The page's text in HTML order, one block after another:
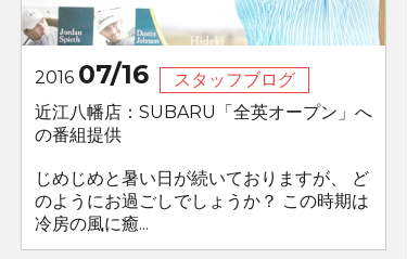
2016 07/16
スタッフブログ
近江八幡店：SUBARU「全英オープン」へ
の番組提供
じめじめと暑い日が続いておりますが、 ど
のようにお過ごしでしょうか？ この時期は
冷房の風に癒...